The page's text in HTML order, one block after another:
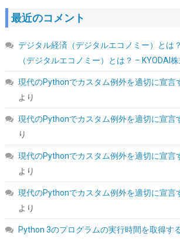
ASUS NVIDIA GeForce RTX 5070Ti ビデオカ
PCI Express 5.0 / PRIME-RTX5070TI-O16G 国
(54432) GBP 784.05 (2026-08-09 04:05
こちら
最近のコメント
デジタル経済（デジタルエコノミー）とは？
（デジタルエコノミー）とは？ – KYODAI
現代のPythonでカスタム例外を適切に宣言
より
現代のPythonでカスタム例外を適切に宣言
り
現代のPythonでカスタム例外を適切に宣言
より
現代のPythonでカスタム例外を適切に宣言
より
Python 3のプログラムの実行時間を取得す